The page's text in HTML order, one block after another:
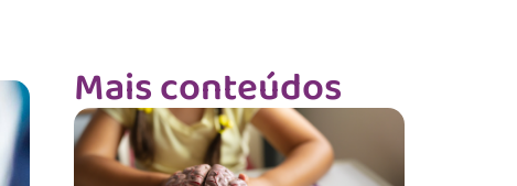
Mais conteúdos